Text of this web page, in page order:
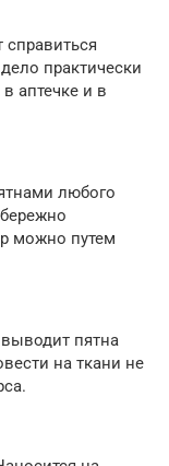
справиться
практически
аптечке и в
любого
можно путем
пятна
на ткани не